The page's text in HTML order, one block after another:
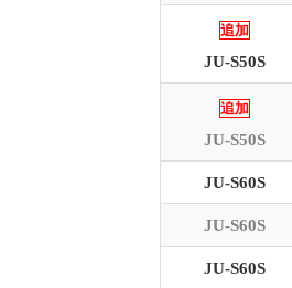
追加
JU-S50S
追加
JU-S50S
JU-S60S
JU-S60S
JU-S60S